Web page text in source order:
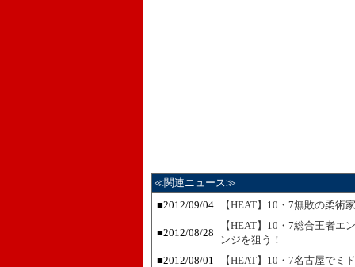
≪関連ニュース≫
■2012/09/04
【HEAT】10・7無敗の柔術
■2012/08/28
【HEAT】10・7総合王者エ
ンジを狙う！
■2012/08/01
【HEAT】10・7名古屋でミ